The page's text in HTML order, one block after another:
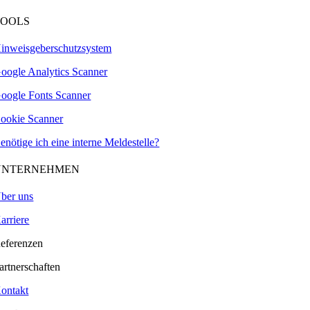
Analytics Scanner
Fonts Scanner
Scanner
ich eine interne Meldestelle?
uns